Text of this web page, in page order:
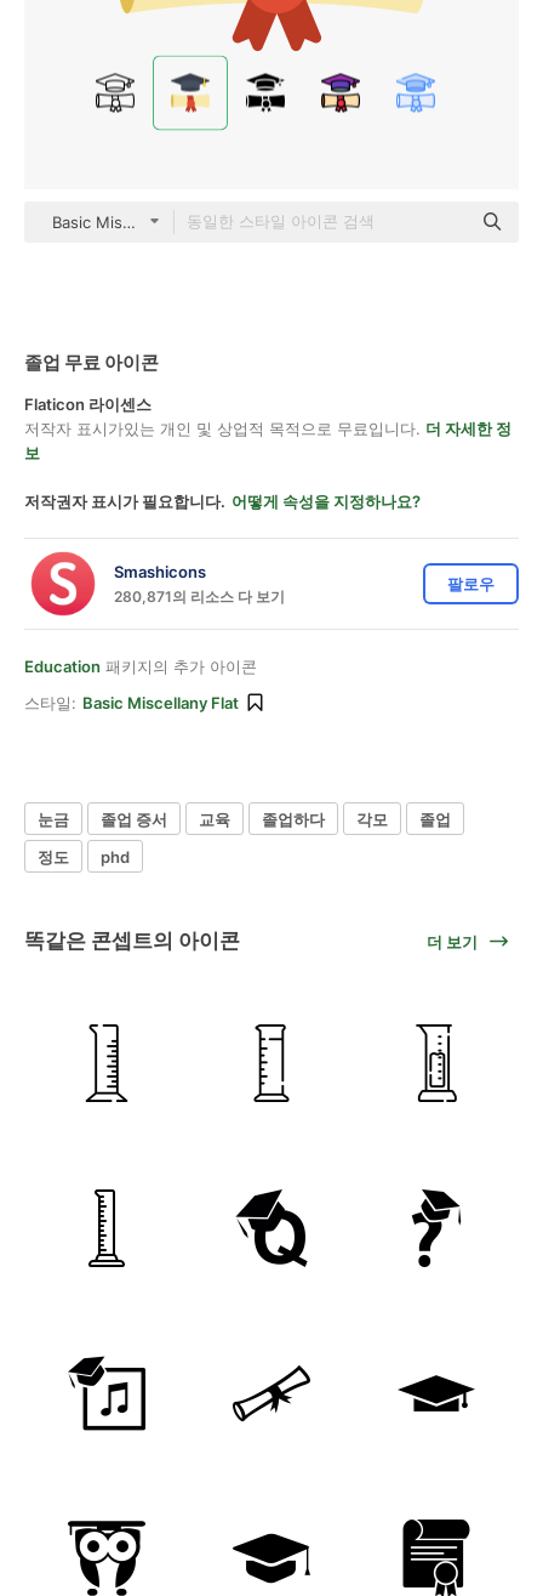
Basic Miscellany Flat
졸업 무료 아이콘
Flaticon 라이센스
저작자 표시가있는 개인 및 상업적 목적으로 무료입니다. 더 자세한 정
보
저작권자 표시가 필요합니다. 어떻게 속성을 지정하나요?
Smashicons
280,871의 리소스 다 보기
팔로우
Education 패키지의 추가 아이콘
스타일: Basic Miscellany Flat
눈금 졸업 증서 교육 졸업하다 각모
졸업
정도
phd
똑같은 콘셉트의 아이콘 더 보기